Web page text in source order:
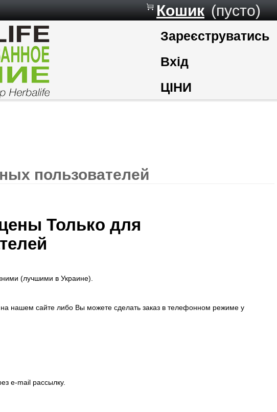
Кошик (пусто)
Зареєструватись
Вхід
ЦІНИ
пользователей
Только для
(лучшими в Украине).
на нашем сайте либо Вы можете сделать заказ в телефонном режиме у
e-mail рассылку.